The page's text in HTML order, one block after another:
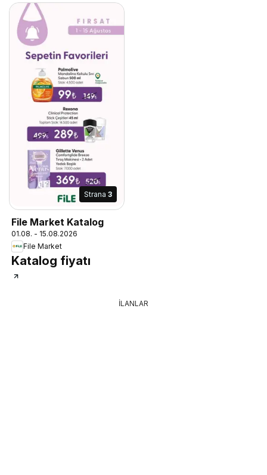
Strana 3
File Market Katalog
01.08. - 15.08.2026
File Market
Katalog fiyatı
İLANLAR